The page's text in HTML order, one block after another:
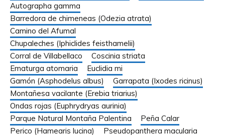
Autographa gamma
Barredora de chimeneas (Odezia atrata)
Camino del Afumal
Chupaleches (Iphiclides feisthamelii)
Corral de Villabellaco
Coscinia striata
Ematurga atomaria
Euclidia mi
Gamón (Asphodelus albus)
Garrapata (Ixodes ricinus)
Montañesa vacilante (Erebia triarius)
Ondas rojas (Euphrydryas aurinia)
Parque Natural Montaña Palentina
Peña Calar
Perico (Hamearis lucina)
Pseudopanthera macularia